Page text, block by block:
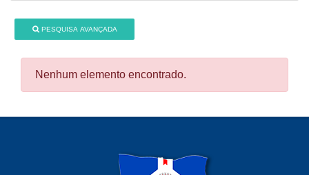
PESQUISA AVANÇADA
Nenhum elemento encontrado.